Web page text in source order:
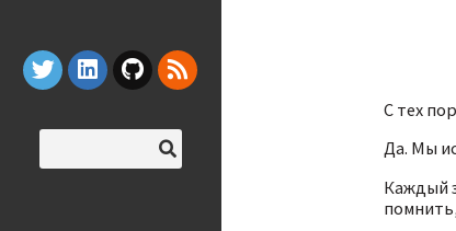
С тех
Да. Мы
Каждый